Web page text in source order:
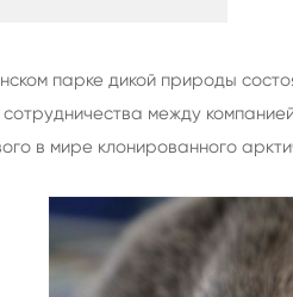
парке дикой природы
сотрудничества между
в мире клонированного